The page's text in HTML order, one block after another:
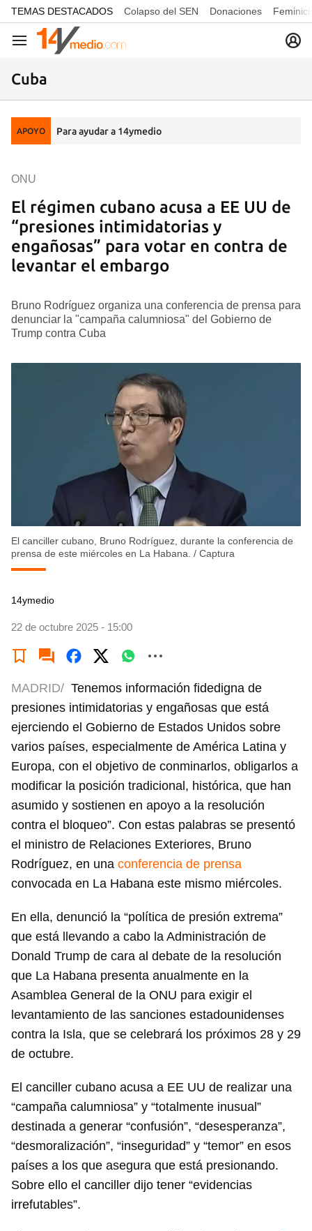
common.go-to-content
TEMAS DESTACADOS Colapso del SEN Donaciones
Navegación
Cuba
APOYO Para ayudar a 14ymedio
El régimen cubano acusa a EE UU de
“presiones intimidatorias y
engañosas” para votar en contra de
levantar el embargo
ONU
Bruno Rodríguez organiza una conferencia de prensa para
denunciar la "campaña calumniosa" del Gobierno de
Trump contra Cuba
El canciller cubano, Bruno Rodríguez, durante la conferencia de
prensa de este miércoles en La Habana. / Captura
14ymedio
22 de octubre 2025 - 15:00
MADRID/ Tenemos información fidedigna de
presiones intimidatorias y engañosas que está
ejerciendo el Gobierno de Estados Unidos sobre
varios países, especialmente de América Latina y
Europa, con el objetivo de conminarlos, obligarlos a
modificar la posición tradicional, histórica, que han
asumido y sostienen en apoyo a la resolución
contra el bloqueo”. Con estas palabras se presentó
el ministro de Relaciones Exteriores, Bruno
Rodríguez, en una conferencia de prensa
convocada en La Habana este mismo miércoles.
En ella, denunció la “política de presión extrema”
que está llevando a cabo la Administración de
Donald Trump de cara al debate de la resolución
que La Habana presenta anualmente en la
Asamblea General de la ONU para exigir el
levantamiento de las sanciones estadounidenses
contra la Isla, que se celebrará los próximos 28 y 29
de octubre.
El canciller cubano acusa a EE UU de realizar una
“campaña calumniosa” y “totalmente inusual”
destinada a generar “confusión”, “desesperanza”,
“desmoralización”, “inseguridad” y “temor” en esos
países a los que asegura que está presionando.
Sobre ello el canciller dijo tener “evidencias
irrefutables”.